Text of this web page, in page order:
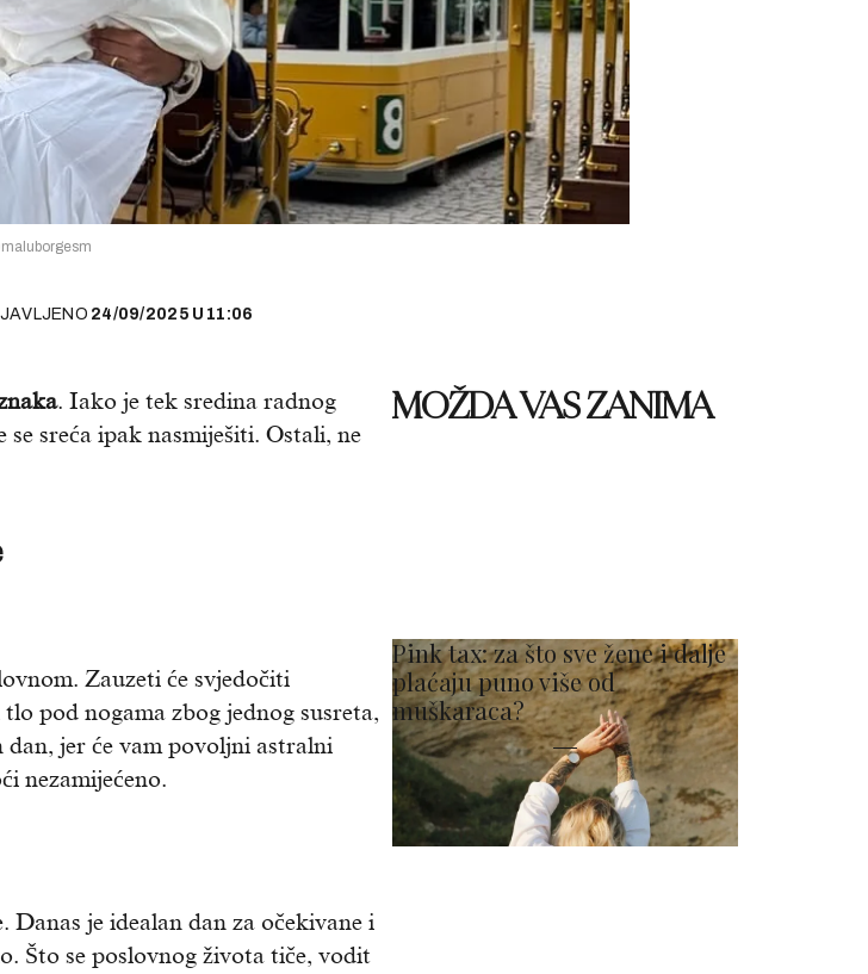
24/09/2025 U 11:06
. Iako je tek sredina radnog
sreća ipak nasmiješiti. Ostali, ne
Zauzeti će svjedočiti
pod nogama zbog jednog susreta,
jer će vam povoljni astralni
nezamijećeno.
je idealan dan za očekivane i
Što se poslovnog života tiče, vodit
MOŽDA VAS ZANIMA
Pink tax: za što sve žene i dalje
plaćaju puno više od
muškaraca?